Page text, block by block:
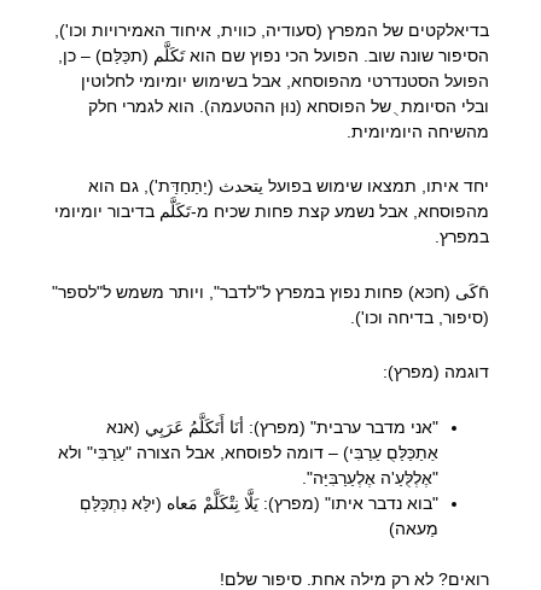
בדיאלקטים של המפרץ (סעודיה, כווית, איחוד האמירויות וכו'),
הסיפור שונה שוב. הפועל הכי נפוץ שם הוא تَكَلَّم (תכַּלַּם) – כן,
הפועל הסטנדרטי מהפוסחא, אבל בשימוש יומיומי לחלוטין
ובלי הסיומת ֻ של הפוסחא (נוּן ההטעמה). הוא לגמרי חלק
מהשיחה היומיומית.
יחד איתו, תמצאו שימוש בפועל يتحدث (יַתַחַדַּת'), גם הוא
מהפוסחא, אבל נשמע קצת פחות שכיח מ-تَكَلَّم בדיבור יומיומי
במפרץ.
חَكَى (חכּא) פחות נפוץ במפרץ ל"לדבר", ויותר משמש ל"לספר"
(סיפור, בדיחה וכו').
דוגמה (מפרץ):
"אני מדבר ערבית" (מפרץ): أنَا أَتَكَلَّمُ عَرَبِي (אנא
אַתַכַּלַּםֻ עַרַבִּי) – דומה לפוסחא, אבל הצורה "עַרַבִּי" ולא
"אֶלְלֻּעַ'ה אֶלְעַרַבִּיַּה".
"בוא נדבר איתו" (מפרץ): يَلَّا نِتْكَلَّمْ مَعاه (ילַּא נִתְכַּלַּםְ
מַעאה)
רואים? לא רק מילה אחת. סיפור שלם!